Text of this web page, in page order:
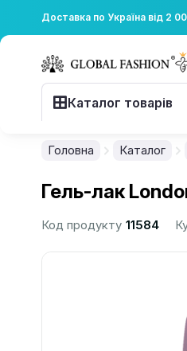
Доставка по Україна від 2
Каталог товарів
Головна Каталог
Гель-лак
Код продукту 11584